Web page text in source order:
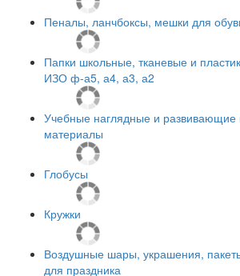
Пеналы, ланчбоксы, мешки для
Папки школьные, тканевые и
ИЗО ф-а5, а4, а3, а2
Учебные наглядные и развивающие
материалы
Глобусы
Кружки
Воздушные шары, украшения,
для праздника